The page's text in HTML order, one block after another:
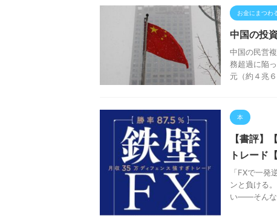
お金にまつわ
中国の投
中国の民営
務超過に陥
元（約４兆
本
【書評】
トレード
「FXで一
ンと負ける
い――そんな